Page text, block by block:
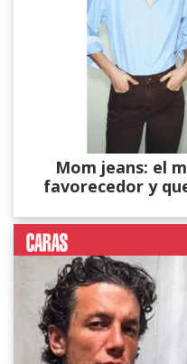
Mom jeans: el
favorecedor y